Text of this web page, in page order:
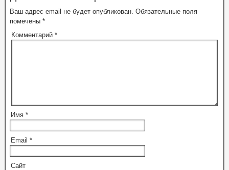
Ваш адрес email не будет опубликован. Обязательные поля
помечены *
Комментарий *
Имя *
Email *
Сайт